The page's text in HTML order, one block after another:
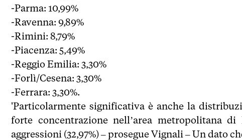
-Parma: 10,99%
-Ravenna: 9,89%
-Rimini: 8,79%
-Piacenza: 5,49%
-Reggio Emilia: 3,30%
-Forlì/Cesena: 3,30%
-Ferrara: 3,30%.
'Particolarmente significativa è anche la
forte concentrazione nell’area metropolitana
aggressioni (32,97%) – prosegue Vignali – Un dato